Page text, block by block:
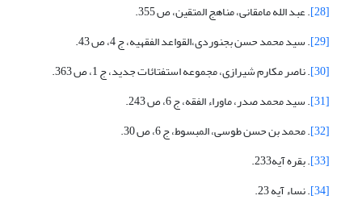
[28]
. عبد الله مامقانی، مناهج المتقین، ص 355.
[29]
. سید محمد حسن بجنوردی،القواعد الفقهیه، ج 4، ص 43.
[30]
. ناصر مکارم شیرازی، مجموعه استفتائات جدید، ج 1، ص 363.
[31]
. سید محمد صدر، ماوراء الفقه، ج 6، ص 243.
[32]
. محمد بن حسن طوسی، المبسوط، ج 6، ص 30.
[33]
. بقره آیه233.
[34]
. نساء آیه 23.